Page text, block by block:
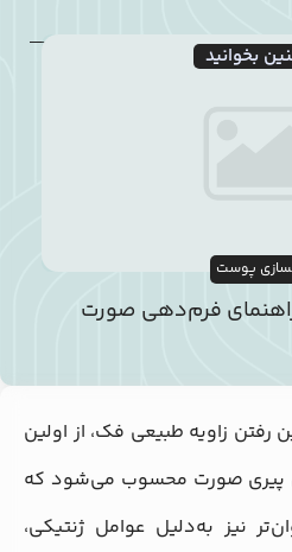
بخوانید
پوست
راهنمای فرم‌دهی صورت
رفتن زاویه طبیعی فک، از اولین
پیری صورت محسوب می‌شود که
نیز به‌دلیل عوامل ژنتیکی،